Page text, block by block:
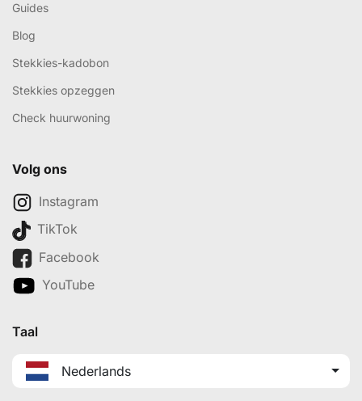
Guides
Blog
Stekkies-kadobon
Stekkies opzeggen
Check huurwoning
Volg ons
Instagram
TikTok
Facebook
YouTube
Taal
Nederlands